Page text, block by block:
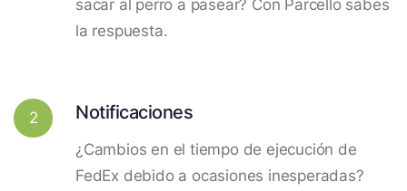
sacar al perro a pasear? Con Parcello sabes
la respuesta.
2 Notificaciones
¿Cambios en el tiempo de ejecución de
FedEx debido a ocasiones inesperadas?